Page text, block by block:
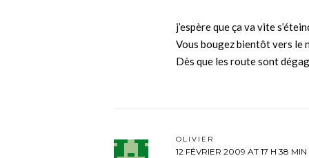
j’espère que ça va vite
Vous bougez bientôt vers le
Dès que les route sont
OLIVIER
12 FÉVRIER 2009 AT 17 H 38 MIN